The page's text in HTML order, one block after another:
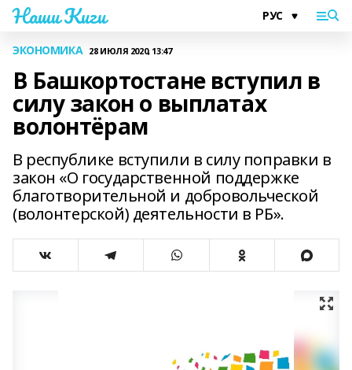
Наши Киги
ЭКОНОМИКА 28 ИЮЛЯ 2020, 13:47
В Башкортостане вступил в
силу закон о выплатах
волонтёрам
В республике вступили в силу поправки в
закон «О государственной поддержке
благотворительной и добровольческой
(волонтерской) деятельности в РБ».